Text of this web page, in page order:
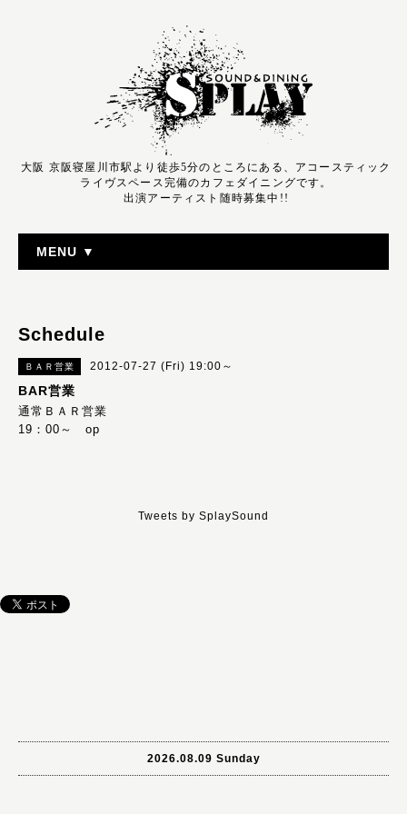
大阪 京阪寝屋川市駅より徒歩5分のところにある、アコースティック
ライヴスペース完備のカフェダイニングです。
出演アーティスト随時募集中!!
MENU ▼
Schedule
ＢＡＲ営業 2012-07-27 (Fri) 19:00～
BAR営業
通常ＢＡＲ営業
19：00～ op
Tweets by SplaySound
2026.08.09 Sunday